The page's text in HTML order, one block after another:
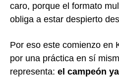
caro, porque el formato
obliga a estar despierto
Por eso este comienzo en
por una práctica en sí
representa: el campeón